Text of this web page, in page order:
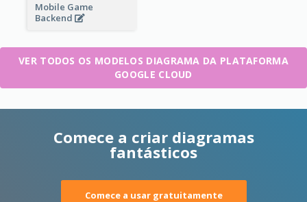
Mobile Game
Backend
VER TODOS OS MODELOS DIAGRAMA DA PLATAFORMA
GOOGLE CLOUD
Comece a criar diagramas
fantásticos
Comece a usar gratuitamente